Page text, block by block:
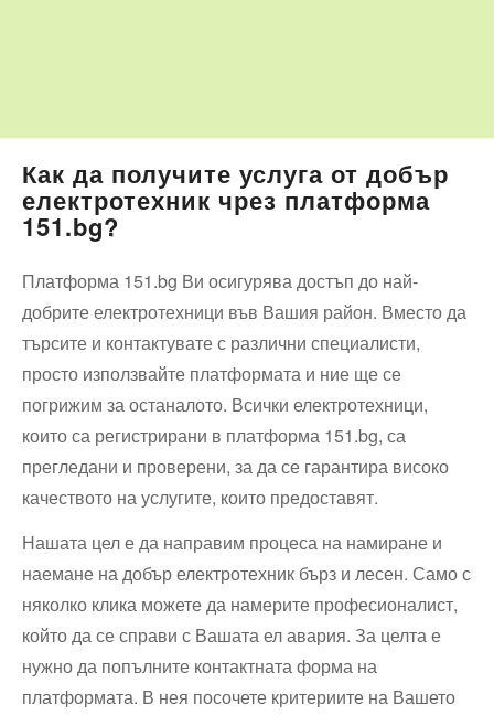
Как да получите услуга от добър
електротехник чрез платформа
151.bg?
Платформа 151.bg Ви осигурява достъп до най-
добрите електротехници във Вашия район. Вместо да
търсите и контактувате с различни специалисти,
просто използвайте платформата и ние ще се
погрижим за останалото. Всички електротехници,
които са регистрирани в платформа 151.bg, са
прегледани и проверени, за да се гарантира високо
качеството на услугите, които предоставят.
Нашата цел е да направим процеса на намиране и
наемане на добър електротехник бърз и лесен. Само с
няколко клика можете да намерите професионалист,
който да се справи с Вашата ел авария. За целта е
нужно да попълните контактната форма на
платформата. В нея посочете критериите на Вашето